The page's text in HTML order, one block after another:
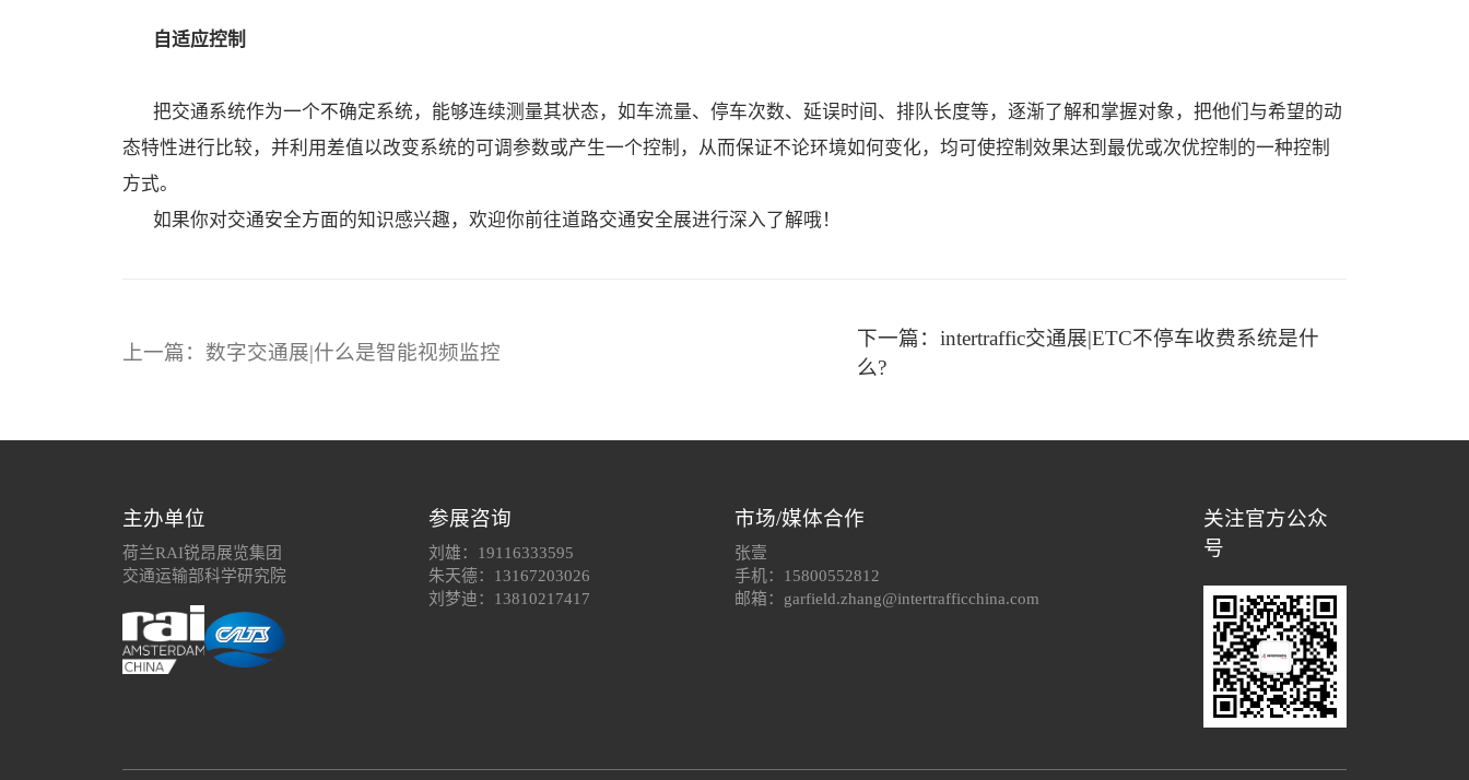
自适应控制
把交通系统作为一个不确定系统，能够连续测量其状态，如车流量、停车次数、延误时间、排队长度等，逐渐了解和掌握对象，把他们与希望的动
态特性进行比较，并利用差值以改变系统的可调参数或产生一个控制，从而保证不论环境如何变化，均可使控制效果达到最优或次优控制的一种控制
方式。
如果你对交通安全方面的知识感兴趣，欢迎你前往道路交通安全展进行深入了解哦！
上一篇：数字交通展|什么是智能视频监控
下一篇：intertraffic交通展|ETC不停车收费系统是什
么?
主办单位
荷兰RAI锐昂展览集团
交通运输部科学研究院
参展咨询
刘雄：19116333595
朱天德：13167203026
刘梦迪：13810217417
市场/媒体合作
张壹
手机：15800552812
邮箱：garfield.zhang@intertrafficchina.com
关注官方公众
号